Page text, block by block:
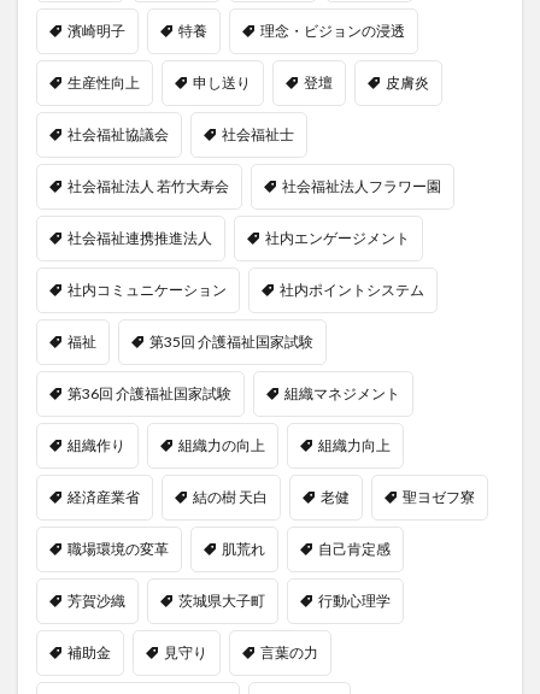
濱崎明子 特養 理念・ビジョンの浸透
生産性向上 申し送り 登壇 皮膚炎
社会福祉協議会 社会福祉士
社会福祉法人 若竹大寿会 社会福祉法人フラワー園
社会福祉連携推進法人 社内エンゲージメント
社内コミュニケーション 社内ポイントシステム
福祉 第35回 介護福祉国家試験
第36回 介護福祉国家試験 組織マネジメント
組織作り 組織力の向上 組織力向上
経済産業省 結の樹 天白 老健 聖ヨゼフ寮
職場環境の変革 肌荒れ 自己肯定感
芳賀沙織 茨城県大子町 行動心理学
補助金 見守り 言葉の力